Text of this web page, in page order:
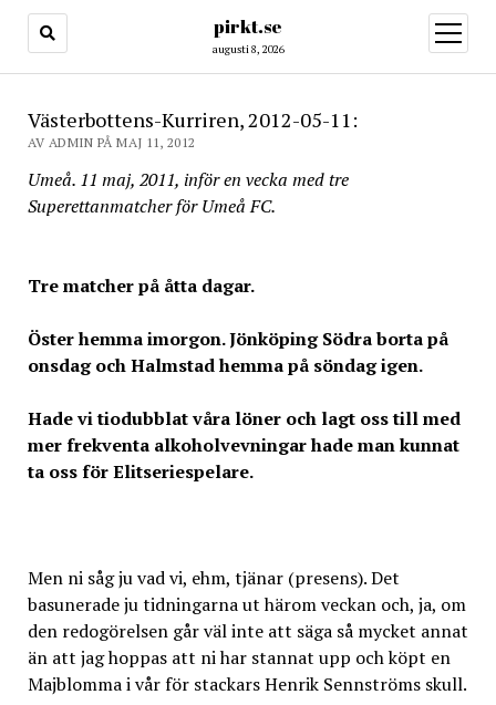
pirkt.se
augusti 8, 2026
öppna
meny
Västerbottens-Kurriren, 2012-05-11:
AV ADMIN PÅ MAJ 11, 2012
Umeå. 11 maj, 2011, inför en vecka med tre
Superettanmatcher för Umeå FC.
Tre matcher på åtta dagar.
Öster hemma imorgon. Jönköping Södra borta på
onsdag och Halmstad hemma på söndag igen.
Hade vi tiodubblat våra löner och lagt oss till med
mer frekventa alkoholvevningar hade man kunnat
ta oss för Elitseriespelare.
Men ni såg ju vad vi, ehm, tjänar (presens). Det
basunerade ju tidningarna ut härom veckan och, ja, om
den redogörelsen går väl inte att säga så mycket annat
än att jag hoppas att ni har stannat upp och köpt en
Majblomma i vår för stackars Henrik Sennströms skull.